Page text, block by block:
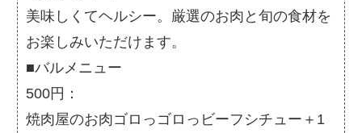
美味しくてヘルシー。厳選のお肉と旬の食材を
お楽しみいただけます。
■バルメニュー
500円：
焼肉屋のお肉ゴロっゴロっビーフシチュー＋1